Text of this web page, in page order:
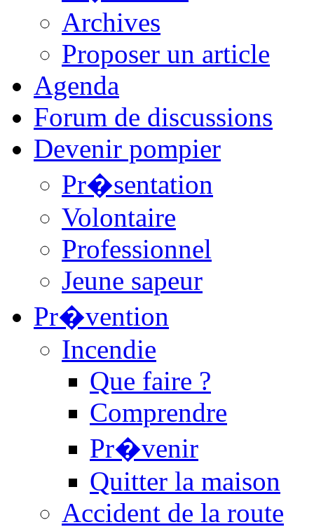
Archives
Proposer un article
Agenda
Forum de discussions
Devenir pompier
Pr�sentation
Volontaire
Professionnel
Jeune sapeur
Pr�vention
Incendie
Que faire ?
Comprendre
Pr�venir
Quitter la maison
Accident de la route